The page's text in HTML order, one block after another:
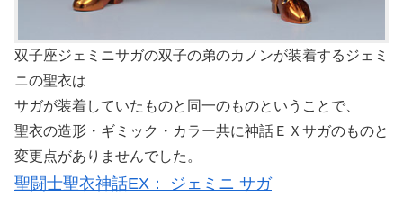
双子座ジェミニサガの双子の弟のカノンが装着するジェミ
ニの聖衣は
サガが装着していたものと同一のものということで、
聖衣の造形・ギミック・カラー共に神話ＥＸサガのものと
変更点がありませんでした。
聖闘士聖衣神話EX： ジェミニ サガ